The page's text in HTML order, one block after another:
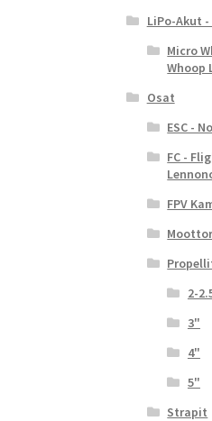
LiPo-Akut
Micro
Whoop
Osat
ESC -
FC -
FPV
2-
3"
4"
5"
Strapit